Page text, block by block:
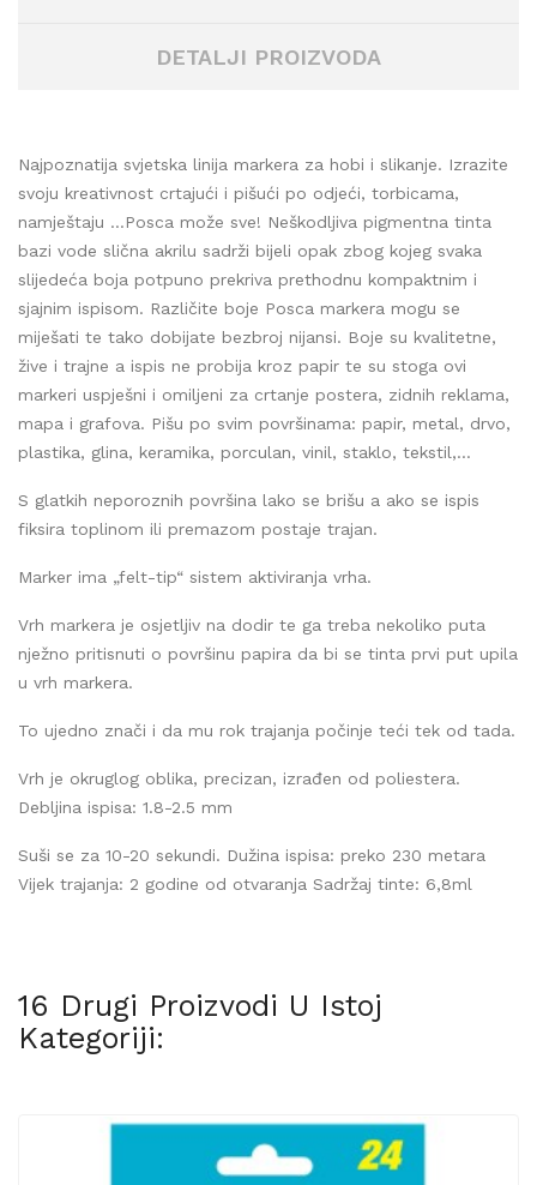
DETALJI PROIZVODA
Najpoznatija svjetska linija markera za hobi i slikanje. Izrazite
svoju kreativnost crtajući i pišući po odjeći, torbicama,
namještaju …Posca može sve! Neškodljiva pigmentna tinta
bazi vode slična akrilu sadrži bijeli opak zbog kojeg svaka
slijedeća boja potpuno prekriva prethodnu kompaktnim i
sjajnim ispisom. Različite boje Posca markera mogu se
miješati te tako dobijate bezbroj nijansi. Boje su kvalitetne,
žive i trajne a ispis ne probija kroz papir te su stoga ovi
markeri uspješni i omiljeni za crtanje postera, zidnih reklama,
mapa i grafova. Pišu po svim površinama: papir, metal, drvo,
plastika, glina, keramika, porculan, vinil, staklo, tekstil,...
S glatkih neporoznih površina lako se brišu a ako se ispis
fiksira toplinom ili premazom postaje trajan.
Marker ima „felt-tip“ sistem aktiviranja vrha.
Vrh markera je osjetljiv na dodir te ga treba nekoliko puta
nježno pritisnuti o površinu papira da bi se tinta prvi put upila
u vrh markera.
To ujedno znači i da mu rok trajanja počinje teći tek od tada.
Vrh je okruglog oblika, precizan, izrađen od poliestera.
Debljina ispisa: 1.8-2.5 mm
Suši se za 10-20 sekundi. Dužina ispisa: preko 230 metara
Vijek trajanja: 2 godine od otvaranja Sadržaj tinte: 6,8ml
16 Drugi Proizvodi U Istoj
Kategoriji: